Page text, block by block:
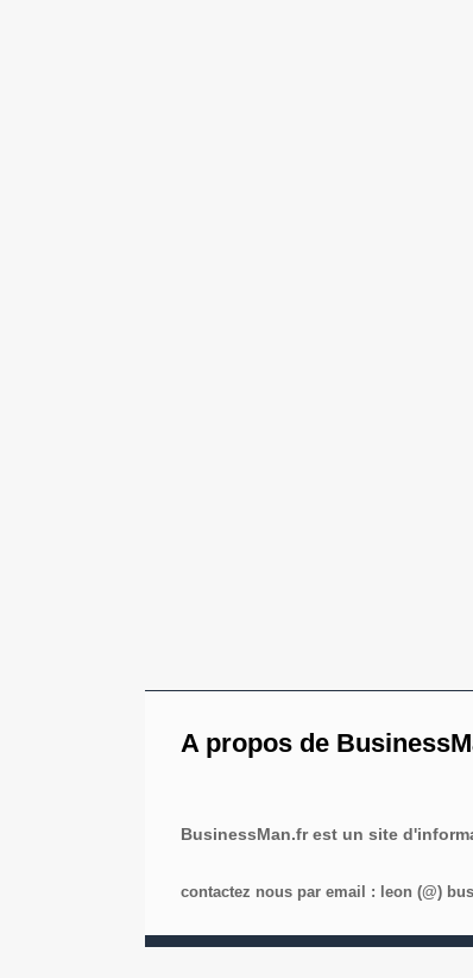
A propos de
BusinessMan.fr est un site
contactez nous par email : leon (@)